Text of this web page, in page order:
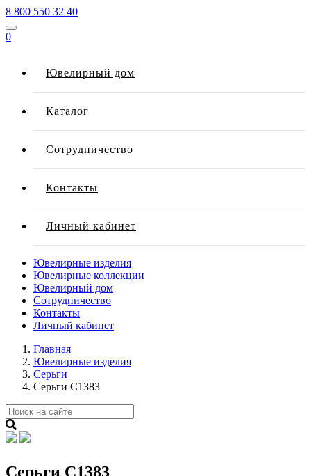
8 800 550 32 40
0
Ювелирный дом
Каталог
Сотрудничество
Контакты
Личный кабинет
Ювелирные изделия
Ювелирные коллекции
Ювелирный дом
Сотрудничество
Контакты
Личный кабинет
Главная
Ювелирные изделия
Серьги
Серьги С1383
Серьги С1383